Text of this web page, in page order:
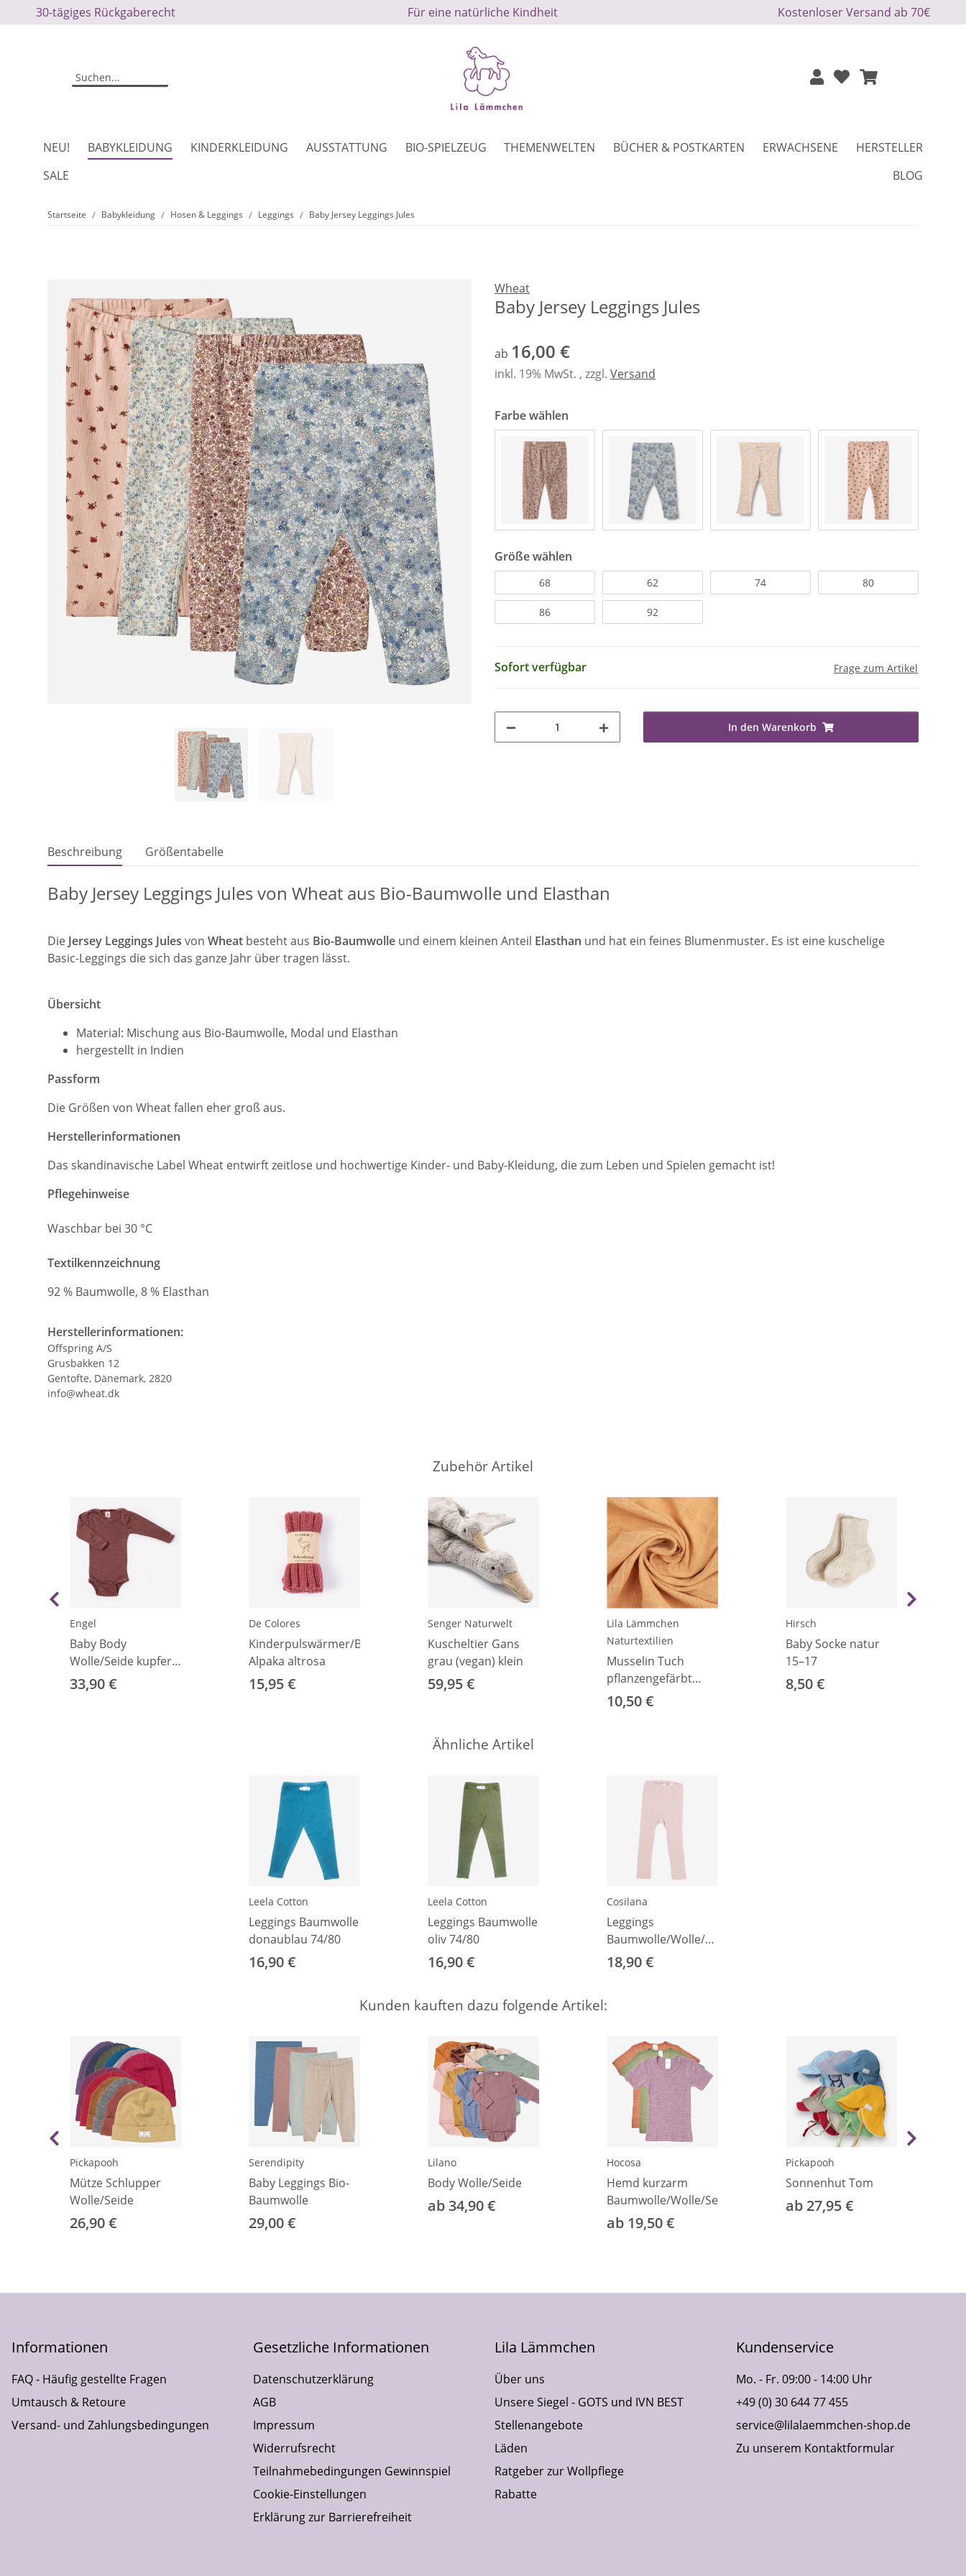
30-tägiges Rückgaberecht Für eine natürliche Kindheit Kostenloser Versand ab 70€
NEU! BABYKLEIDUNG KINDERKLEIDUNG AUSSTATTUNG BIO-SPIELZEUG THEMENWELTEN BÜCHER & POSTKARTEN ERWACHSENE
HERSTELLER
SALE
BLOG
Startseite Babykleidung Hosen & Leggings Leggings Baby Jersey Leggings Jules
Wheat
Baby Jersey Leggings Jules
ab 16,00 €
inkl. 19% MwSt. , zzgl. Versand
Farbe wählen
Größe wählen
68 62 74 80
86 92
Sofort verfügbar Frage zum Artikel
In den Warenkorb
Beschreibung Größentabelle
Baby Jersey Leggings Jules von Wheat aus Bio-Baumwolle und Elasthan
Die Jersey Leggings Jules von Wheat besteht aus Bio-Baumwolle und einem kleinen Anteil Elasthan und hat ein feines Blumenmuster. Es ist eine kuschelige
Basic-Leggings die sich das ganze Jahr über tragen lässt.
Übersicht
Material: Mischung aus Bio-Baumwolle, Modal und Elasthan
hergestellt in Indien
Passform
Die Größen von Wheat fallen eher groß aus.
Herstellerinformationen
Das skandinavische Label Wheat entwirft zeitlose und hochwertige Kinder- und Baby-Kleidung, die zum Leben und Spielen gemacht ist!
Pflegehinweise
Waschbar bei 30 °C
Textilkennzeichnung
92 % Baumwolle, 8 % Elasthan
Herstellerinformationen:
Offspring A/S
Grusbakken 12
Gentofte, Dänemark, 2820
info@wheat.dk
Zubehör Artikel
Engel
Baby Body
Wolle/Seide kupfer
50/56
33,90 €
De Colores
Kinderpulswärmer/Babystulpe
Alpaka altrosa
15,95 €
Senger Naturwelt
Kuscheltier Gans
grau (vegan) klein
59,95 €
Lila Lämmchen
Naturtextilien
Musselin Tuch
pflanzengefärbt
mustard
10,50 €
Hirsch
Baby Socke natur
15–17
8,50 €
Ähnliche Artikel
Leela Cotton
Leggings Baumwolle
donaublau 74/80
16,90 €
Leela Cotton
Leggings Baumwolle
oliv 74/80
16,90 €
Cosilana
Leggings
Baumwolle/Wolle/Seide
altrosa 92
18,90 €
Kunden kauften dazu folgende Artikel:
Pickapooh
Mütze Schlupper
Wolle/Seide
26,90 €
Serendipity
Baby Leggings Bio-
Baumwolle
29,00 €
Lilano
Body Wolle/Seide
ab 34,90 €
Hocosa
Hemd kurzarm
Baumwolle/Wolle/Seide
ab 19,50 €
Pickapooh
Sonnenhut Tom
ab 27,95 €
Informationen
FAQ - Häufig gestellte Fragen
Umtausch & Retoure
Versand- und Zahlungsbedingungen
Gesetzliche Informationen
Datenschutzerklärung
AGB
Impressum
Widerrufsrecht
Teilnahmebedingungen Gewinnspiel
Cookie-Einstellungen
Erklärung zur Barrierefreiheit
Lila Lämmchen
Über uns
Unsere Siegel - GOTS und IVN BEST
Stellenangebote
Läden
Ratgeber zur Wollpflege
Rabatte
Kundenservice
Mo. - Fr. 09:00 - 14:00 Uhr
+49 (0) 30 644 77 455
service@lilalaemmchen-shop.de
Zu unserem Kontaktformular